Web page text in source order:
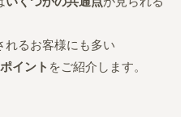
れるお客様にも多い
イント をご紹介します。